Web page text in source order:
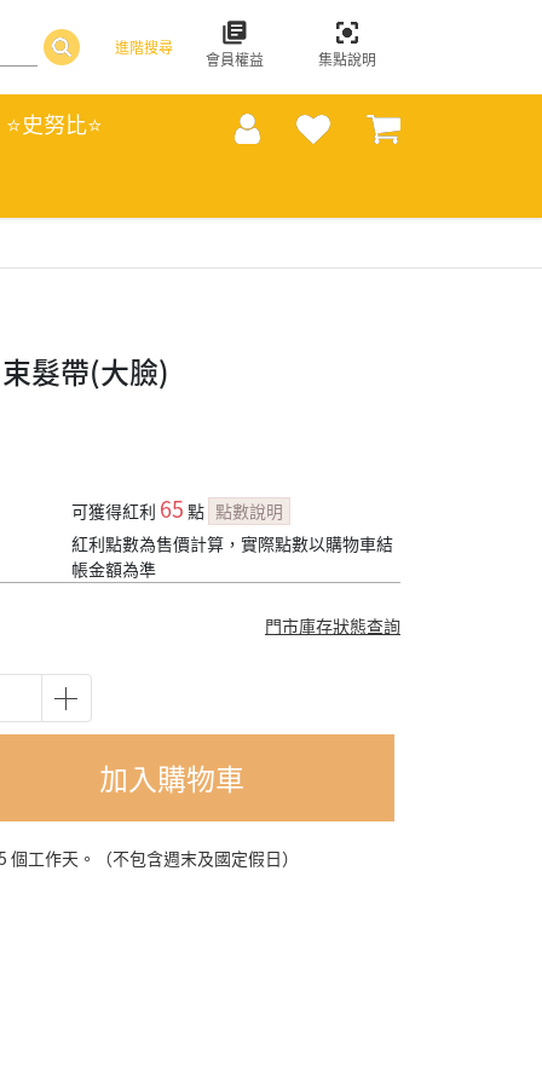
進階搜尋
會員權益 集點說明
⭐史努比⭐
髮帶(大臉)
可獲得紅利 65 點 點數說明
紅利點數為售價計算，實際點數以購物車結
帳金額為準
門市庫存狀態查詢
加入購物車
工作天。（不包含週末及國定假日）